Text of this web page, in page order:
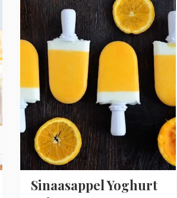
Sinaasappel Yoghurt
more
about
Sinaasappel
Yoghurt
IJsjes